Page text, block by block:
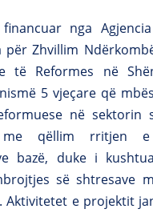
nga
për Zhvillim
të Reformes në
5 vjeçare që
në sektorin
me qëllim rritjen
bazë, duke i
së shtresave
Aktivitetet e projektit